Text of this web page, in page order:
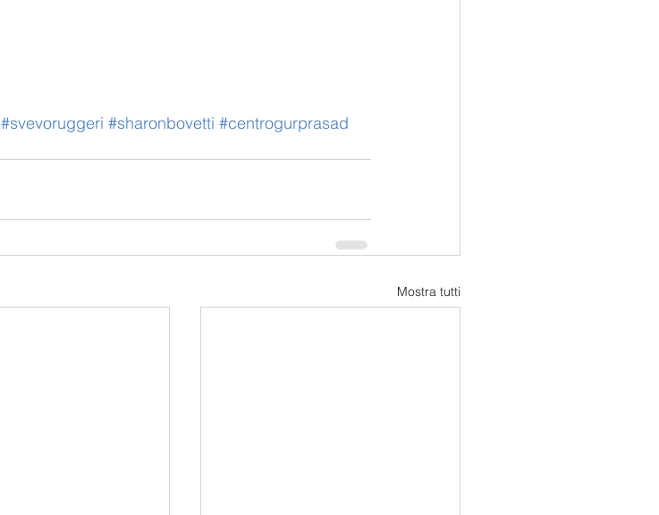
#svevoruggeri #sharonbovetti #centrogurprasad
Mostra tutti